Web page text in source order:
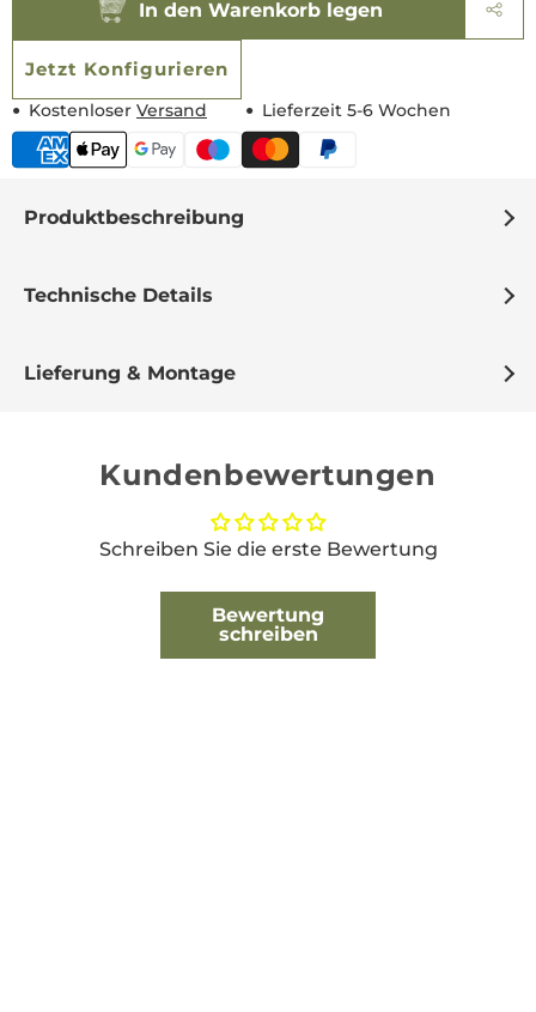
Produktbeschreibung
Technische Details
Lieferung & Montage
In den Warenkorb legen
Jetzt Konfigurieren
Kostenloser Versand Lieferzeit 5-6 Wochen
Kundenbewertungen
Schreiben Sie die erste Bewertung
Bewertung
schreiben